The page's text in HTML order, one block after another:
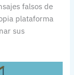
falsos de
plataforma
sus